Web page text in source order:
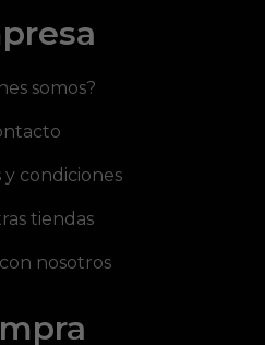
somos?
y condiciones
tiendas
nosotros